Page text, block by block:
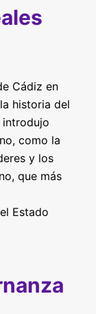
Cádiz en
historia del
introdujo
como la
y los
que más
Estado